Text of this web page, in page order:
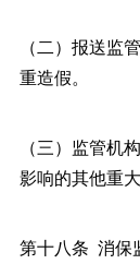
（二）报送监
重造假。
（三）监管机
影响的其他重
第十八条 消保